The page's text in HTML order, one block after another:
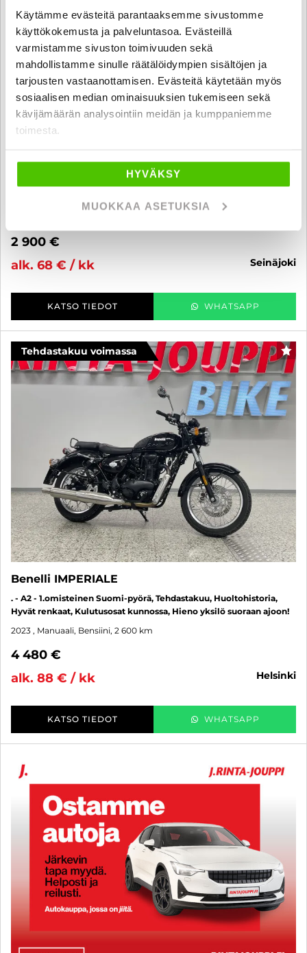
Käytämme evästeitä parantaaksemme sivustomme
käyttökokemusta ja palveluntasoa. Evästeillä
varmistamme sivuston toimivuuden sekä
mahdollistamme sinulle räätälöidympien sisältöjen ja
tarjousten vastaanottamisen. Evästeitä käytetään myös
sosiaalisen median ominaisuuksien tukemiseen sekä
kävijämäärän analysointiin meidän ja kumppaniemme
toimesta.
HYVÄKSY
MUOKKAA ASETUKSIA
Benelli IMPERIALE
. - A2 - SUOMI -PYÖRÄ, 2-OMISTAJAA, TYYLIKÄS RETRO VIELÄ
2 900 €
alk. 68 € / kk
seinäjoki
KATSO TIEDOT WHATSAPP
Tehdastakuu voimassa
Benelli IMPERIALE
. - A2 - 1.omisteinen Suomi-pyörä, Tehdastakuu, Huoltohistoria,
Hyvät renkaat, Kulutusosat kunnossa, Hieno yksilö suoraan ajoon!
2023 , Manuaali, Bensiini, 2 600 km
4 480 €
alk. 88 € / kk
helsinki
KATSO TIEDOT WHATSAPP